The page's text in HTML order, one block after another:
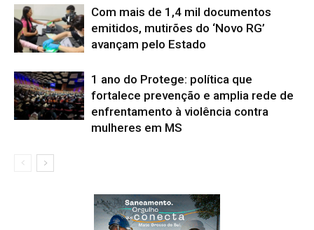
Com mais de 1,4 mil documentos
emitidos, mutirões do ‘Novo RG’
avançam pelo Estado
1 ano do Protege: política que
fortalece prevenção e amplia rede de
enfrentamento à violência contra
mulheres em MS